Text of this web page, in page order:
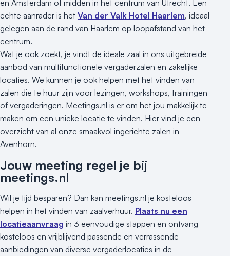
en Amsterdam of midden in het centrum van Utrecht. Een
echte aanrader is het Van der Valk Hotel Haarlem, ideaal
gelegen aan de rand van Haarlem op loopafstand van het
centrum.
Wat je ook zoekt, je vindt de ideale zaal in ons uitgebreide
aanbod van multifunctionele vergaderzalen en zakelijke
locaties. We kunnen je ook helpen met het vinden van
zalen die te huur zijn voor lezingen, workshops, trainingen
of vergaderingen. Meetings.nl is er om het jou makkelijk te
maken om een unieke locatie te vinden. Hier vind je een
overzicht van al onze smaakvol ingerichte zalen in
Avenhorn.
Jouw meeting regel je bij
meetings.nl
Wil je tijd besparen? Dan kan meetings.nl je kosteloos
helpen in het vinden van zaalverhuur. Plaats nu een
locatieaanvraag in 3 eenvoudige stappen en ontvang
kosteloos en vrijblijvend passende en verrassende
aanbiedingen van diverse vergaderlocaties in de